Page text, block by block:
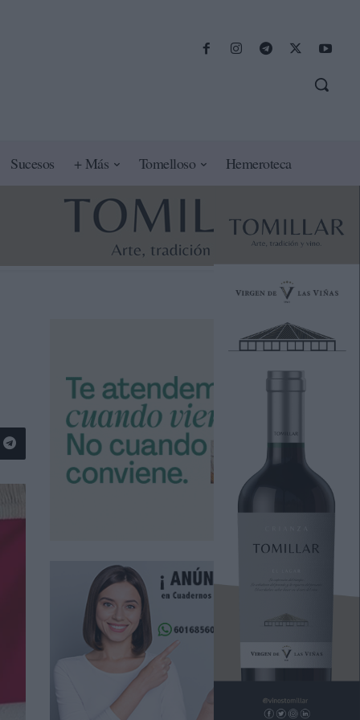
Sucesos + Más Tomelloso Hemeroteca